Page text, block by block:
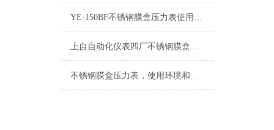
YE-150BF不锈钢膜盒压力表使用环境条件和工作原理
上自自动化仪表四厂不锈钢膜盒压力表使用环境条件和工作原理
不锈钢膜盒压力表，使用环境和工作原理